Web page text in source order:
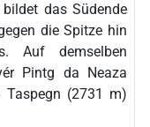
das Südende
die Spitze hin
Auf demselben
Pintg da Neaza
(2731 m)